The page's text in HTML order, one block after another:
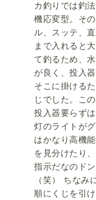
カ釣りでは釣
機応変型。そ
ル、スッテ、
まで入れると
て釣るため、
が良く、投入
そこに掛ける
じでした。こ
投入器要らず
灯のライトが
はかなり高機
を見分けたり
指示だなのド
（笑） ちなみ
順にくじを引